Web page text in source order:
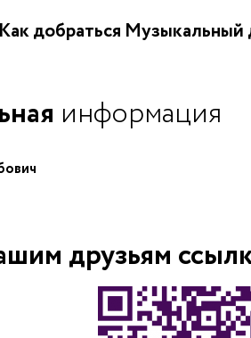
Как добраться
информация
друзьям